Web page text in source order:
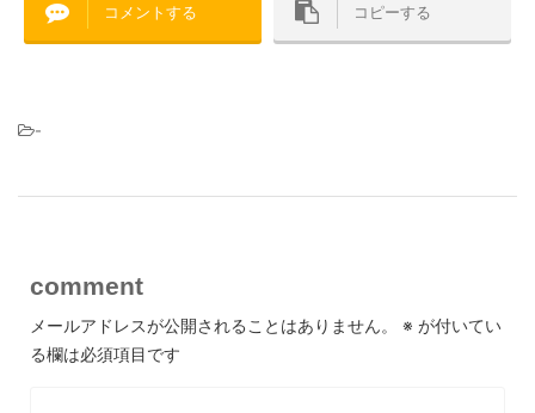
コメントする コピーする
-
comment
メールアドレスが公開されることはありません。 ※ が付いてい
る欄は必須項目です